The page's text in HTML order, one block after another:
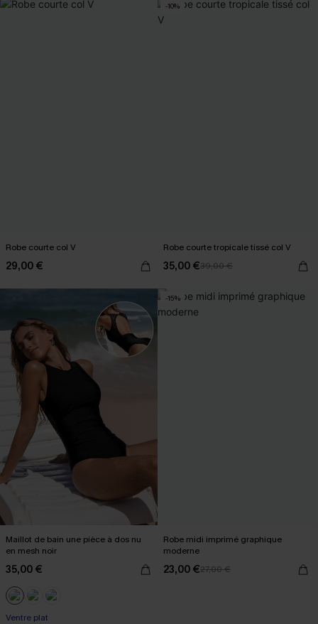
Robe courte col V
29,00 €
-10%
Robe courte tropicale tissé col V
35,00 €39,00 €
Maillot de bain une pièce à dos nu
en mesh noir
35,00 €
Ventre plat
-15%
Robe midi imprimé graphique
moderne
23,00 €27,00 €